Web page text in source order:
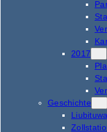
2017
Geschichte
Liubituwa